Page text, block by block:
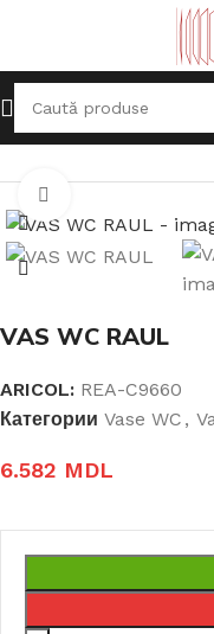
Prima pagină Vase WC
VAS WC RAUL
ARICOL: REA-C9660
Категории Vase WC ,
6.582 MDL